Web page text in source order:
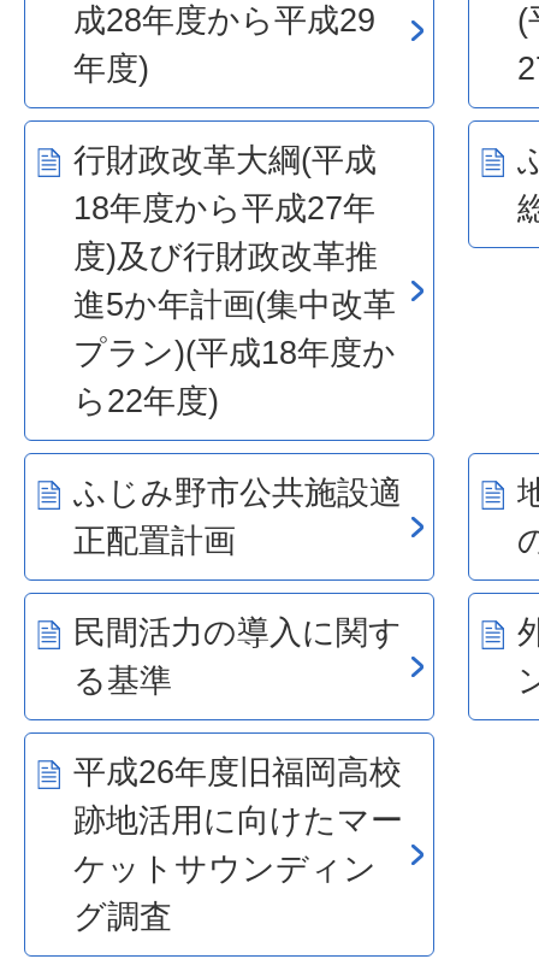
成28年度から平成29
年度)
(
行財政改革大綱(平成
18年度から平成27年
度)及び行財政改革推
進5か年計画(集中改革
プラン)(平成18年度か
ら22年度)
ふじみ野市公共施設適
正配置計画
民間活力の導入に関す
る基準
平成26年度旧福岡高校
跡地活用に向けたマー
ケットサウンディン
グ調査